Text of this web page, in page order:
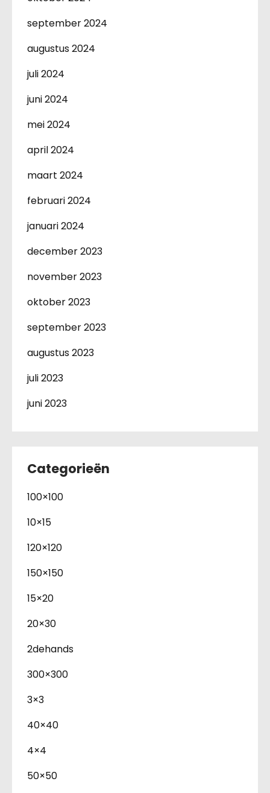
september 2024
augustus 2024
juli 2024
juni 2024
mei 2024
april 2024
maart 2024
februari 2024
januari 2024
december 2023
november 2023
oktober 2023
september 2023
augustus 2023
juli 2023
juni 2023
Categorieën
100×100
10×15
120×120
150×150
15×20
20×30
2dehands
300×300
3×3
40×40
4×4
50×50